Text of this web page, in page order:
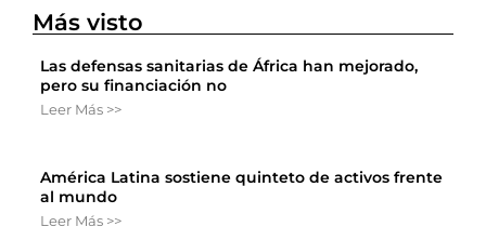
Más visto
Las defensas sanitarias de África han mejorado,
pero su financiación no
Leer Más >>
América Latina sostiene quinteto de activos frente
al mundo
Leer Más >>